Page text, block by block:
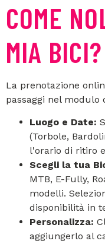
COME
MIA BICI?
La prenotazione
passaggi nel modulo
Luogo e Date:
(Torbole,
l'orario di ritiro
Scegli la tua
MTB, E-Fully,
modelli.
disponibilità in
Personalizza:
aggiungerlo al